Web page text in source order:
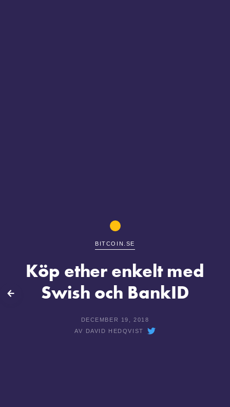
BITCOIN.SE
Köp ether enkelt med
Swish och BankID
DECEMBER 19, 2018
AV
DAVID HEDQVIST